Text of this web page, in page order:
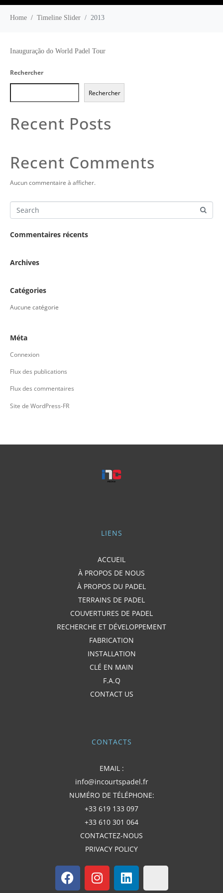
Home Timeline Slider 2013
Inauguração do World Padel Tour
Rechercher
Rechercher
Recent Posts
Recent Comments
Aucun commentaire à afficher.
Commentaires récents
Archives
Catégories
Aucune catégorie
Méta
Connexion
Flux des publications
Flux des commentaires
Site de WordPress-FR
LIENS
ACCUEIL
À PROPOS DE NOUS
À PROPOS DU PADEL
TERRAINS DE PADEL
COUVERTURES DE PADEL
RECHERCHE ET DÉVELOPPEMENT
FABRICATION
INSTALLATION
CLÉ EN MAIN
F.A.Q
CONTACT US
CONTACTS
EMAIL :
info@incourtspadel.fr
NUMÉRO DE TÉLÉPHONE:
+33 619 133 097
+33 610 301 064
CONTACTEZ-NOUS
PRIVACY POLICY